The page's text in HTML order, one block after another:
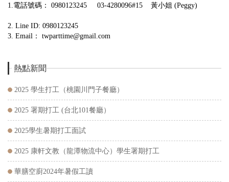
1.電話號碼： 0980123245 03-4280096#15 黃小姐 (Peggy)
2. Line ID: 0980123245
3. Email： twparttime@gmail.com
熱點新聞
2025 學生打工（桃園川門子餐廳）
2025 署期打工 (台北101餐廳）
2025學生暑期打工面試
2025 康軒文教（龍潭物流中心）學生署期打工
華膳空廚2024年暑假工讀